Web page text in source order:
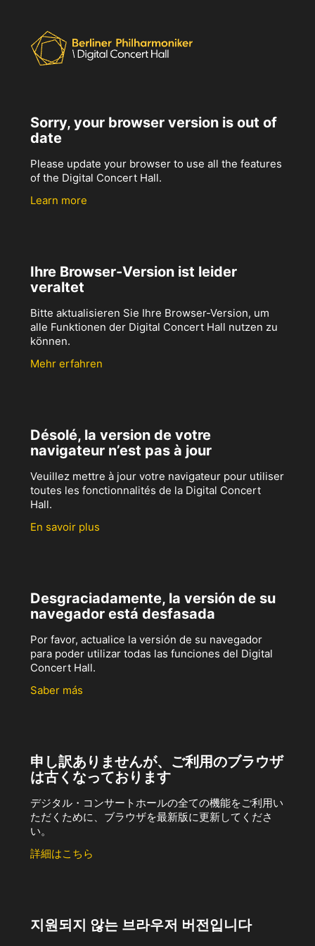
Sorry, your browser version is out of
date
Please update your browser to use all the features
of the Digital Concert Hall.
Learn more
Ihre Browser-Version ist leider
veraltet
Bitte aktualisieren Sie Ihre Browser-Version, um
alle Funktionen der Digital Concert Hall nutzen zu
können.
Mehr erfahren
Désolé, la version de votre
navigateur n’est pas à jour
Veuillez mettre à jour votre navigateur pour utiliser
toutes les fonctionnalités de la Digital Concert
Hall.
En savoir plus
Desgraciadamente, la versión de su
navegador está desfasada
Por favor, actualice la versión de su navegador
para poder utilizar todas las funciones del Digital
Concert Hall.
Saber más
申し訳ありませんが、ご利用のブラウザ
は古くなっております
デジタル・コンサートホールの全ての機能をご利用い
ただくために、ブラウザを最新版に更新してくださ
い。
詳細はこちら
지원되지 않는 브라우저 버전입니다